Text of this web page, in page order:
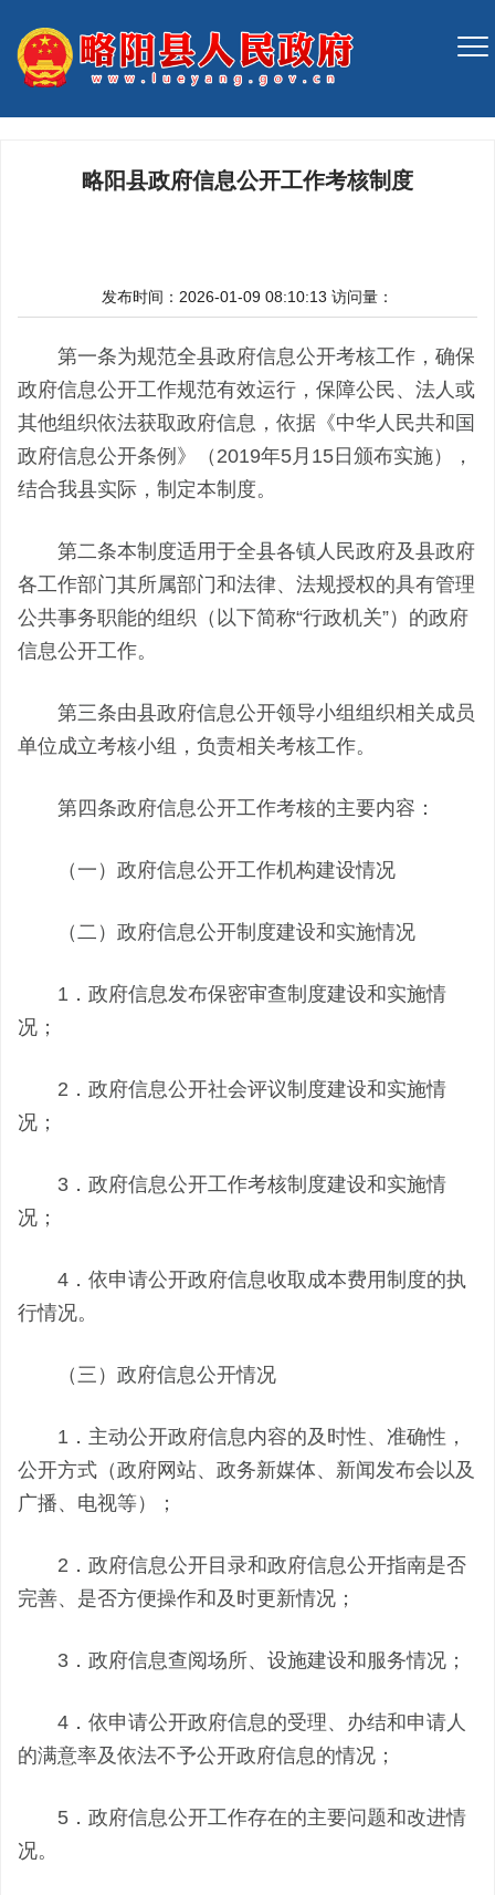
略阳县政府信息公开工作考核制度
发布时间：2026-01-09 08:10:13 访问量：
第一条为规范全县政府信息公开考核工作，确保
政府信息公开工作规范有效运行，保障公民、法人或
其他组织依法获取政府信息，依据《中华人民共和国
政府信息公开条例》（2019年5月15日颁布实施），
结合我县实际，制定本制度。
第二条本制度适用于全县各镇人民政府及县政府
各工作部门其所属部门和法律、法规授权的具有管理
公共事务职能的组织（以下简称“行政机关”）的政府
信息公开工作。
第三条由县政府信息公开领导小组组织相关成员
单位成立考核小组，负责相关考核工作。
第四条政府信息公开工作考核的主要内容：
（一）政府信息公开工作机构建设情况
（二）政府信息公开制度建设和实施情况
1．政府信息发布保密审查制度建设和实施情
况；
2．政府信息公开社会评议制度建设和实施情
况；
3．政府信息公开工作考核制度建设和实施情
况；
4．依申请公开政府信息收取成本费用制度的执
行情况。
（三）政府信息公开情况
1．主动公开政府信息内容的及时性、准确性，
公开方式（政府网站、政务新媒体、新闻发布会以及
广播、电视等）；
2．政府信息公开目录和政府信息公开指南是否
完善、是否方便操作和及时更新情况；
3．政府信息查阅场所、设施建设和服务情况；
4．依申请公开政府信息的受理、办结和申请人
的满意率及依法不予公开政府信息的情况；
5．政府信息公开工作存在的主要问题和改进情
况。